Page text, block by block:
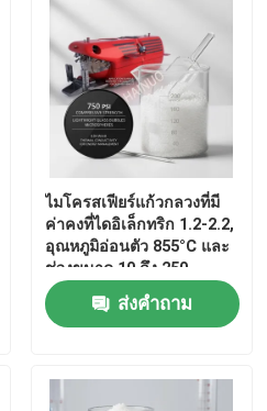
ไมโครสเฟียร์แก้วกลวงที่มี
ค่าคงที่ไดอิเล็กทริก 1.2-2.2,
อุณหภูมิอ่อนตัว 855°C และ
ช่วงขนาด 10 ถึง 250
ไมครอนสำหรับสารเติมแต่ง
น้ำหนักเบาส่งคำถาม